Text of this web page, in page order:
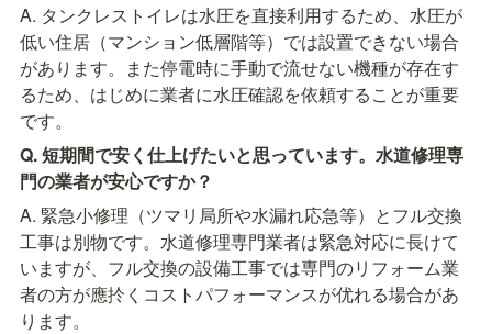
A. タンクレストイレは水圧を直接利用するため、水圧が
低い住居（マンション低層階等）では設置できない場合
があります。また停電時に手動で流せない機種が存在す
るため、はじめに業者に水圧確認を依頼することが重要
です。
Q. 短期間で安く仕上げたいと思っています。水道修理専
門の業者が安心ですか？
A. 緊急小修理（ツマリ局所や水漏れ応急等）とフル交換
工事は別物です。水道修理専門業者は緊急対応に長けて
いますが、フル交換の設備工事では専門のリフォーム業
者の方が應扵くコストパフォーマンスが优れる場合があ
ります。